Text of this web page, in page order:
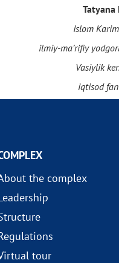
Tatyana
Islom
ilmiy-ma’rifiy
Vasiylik
iqtisod
the complex
tour